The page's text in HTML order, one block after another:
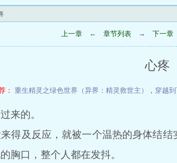
上一章 ← 章节列表 → 下一章
心疼
： 重生精灵之绿色世界（异界：精灵救世主） ， 穿越
来的。
及反应，就被一个温热的身体结结
胸口，整个人都在发抖。